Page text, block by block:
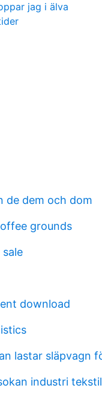
jag i älva
de dem och dom
grounds
download
lastar släpvagn
industri tekstil